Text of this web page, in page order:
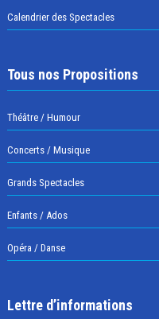
Calendrier des Spectacles
Tous nos Propositions
Théâtre / Humour
Concerts / Musique
Grands Spectacles
Enfants / Ados
Opéra / Danse
Lettre d’informations